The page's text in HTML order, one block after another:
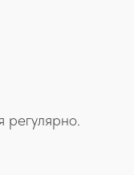
регулярно.